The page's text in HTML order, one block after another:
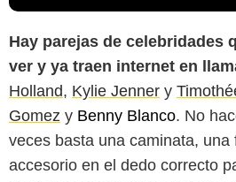
Hay parejas de celebridades
ver y ya traen internet en
Holland, Kylie Jenner y
Gomez y Benny Blanco. No
veces basta una caminata, una
accesorio en el dedo correcto